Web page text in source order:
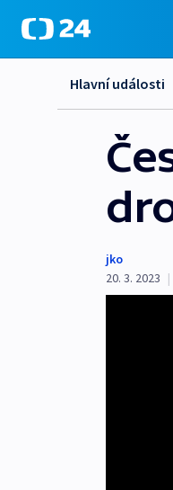
Hlavní události
jko
20. 3. 2023 |